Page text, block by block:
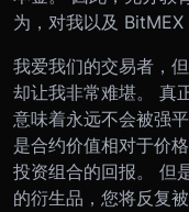
为，对我以及 BitMEX
我爱我们的交易者，
却让我非常难堪。 真
意味着永远不会被强平
是合约价值相对于价
投资组合的回报。 但
的衍生品，您将反复被